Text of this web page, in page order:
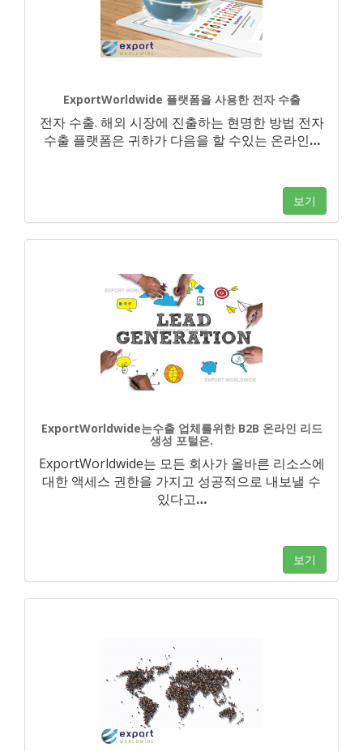
ExportWorldwide 플랫폼을 사용한 전자 수출
전자 수출. 해외 시장에 진출하는 현명한 방법 전자
수출 플랫폼은 귀하가 다음을 할 수있는 온라인…
보기
ExportWorldwide는수출 업체를위한 B2B 온라인 리드
생성 포털은.
ExportWorldwide는 모든 회사가 올바른 리소스에
대한 액세스 권한을 가지고 성공적으로 내보낼 수
있다고…
보기